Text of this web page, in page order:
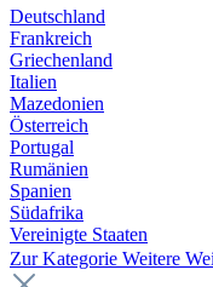
Deutschland
Frankreich
Griechenland
Italien
Mazedonien
Österreich
Portugal
Rumänien
Spanien
Südafrika
Vereinigte Staaten
Zur Kategorie Weitere